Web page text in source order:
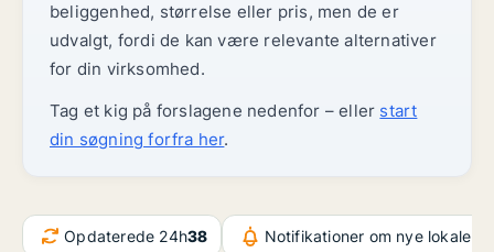
beliggenhed, størrelse eller pris, men de er
udvalgt, fordi de kan være relevante alternativer
for din virksomhed.
Tag et kig på forslagene nedenfor – eller start
din søgning forfra her.
Opdaterede 24h38 Notifikationer om nye lokaler